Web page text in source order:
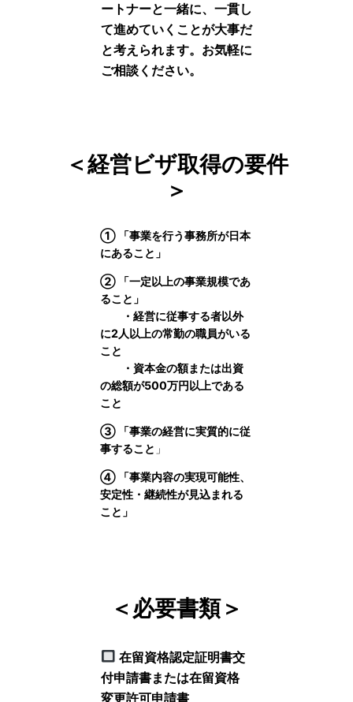
ートナーと一緒に、一貫し
て進めていくことが大事だ
と考えられます。お気軽に
ご相談ください。
＜経営ビザ取得の要件
＞
① 「事業を行う事務所が日本
にあること」
② 「一定以上の事業規模であ
ること」
・経営に従事する者以外
に2人以上の常勤の職員がいる
こと
・資本金の額または出資
の総額が500万円以上である
こと
③ 「事業の経営に実質的に従
事すること 」
④ 「事業内容の実現可能性、
安定性・継続性が見込まれる
こと」
＜必要書類＞
在留資格認定証明書交
付申請書または在留資格
変更許可申請書